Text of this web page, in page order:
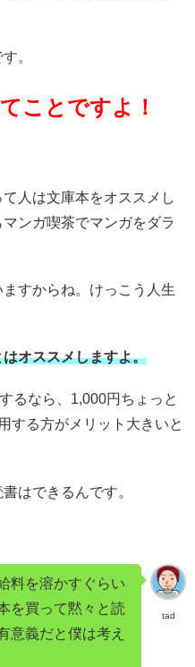
。
ことですよ！
人は文庫本をオススメし
ンガ喫茶でマンガをダラ
すからね。けっこう人生
オススメしますよ。
るなら、1,000円ちょっと
する方がメリット大きいと
はできるんです。
tad
料を溶かすぐらい
を買って黙々と読
意義だと僕は考え